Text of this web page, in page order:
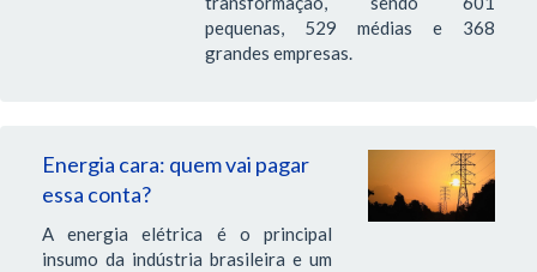
pequenas, 529 médias e 368
grandes empresas.
Energia cara: quem vai pagar
essa conta?
A energia elétrica é o principal
insumo da indústria brasileira e um